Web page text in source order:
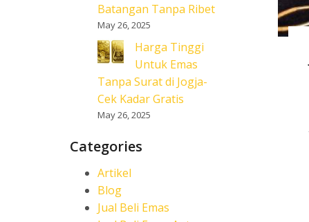
Batangan Tanpa Ribet
May 26, 2025
Harga Tinggi
Untuk Emas
Tanpa Surat di Jogja-
Cek Kadar Gratis
May 26, 2025
Categories
Artikel
Blog
Jual Beli Emas